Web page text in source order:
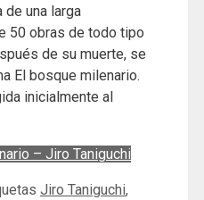
de una larga
50 obras de todo tipo
de su muerte, se
El bosque milenario.
inicialmente al
– Jiro Taniguchi
Jiro Taniguchi,